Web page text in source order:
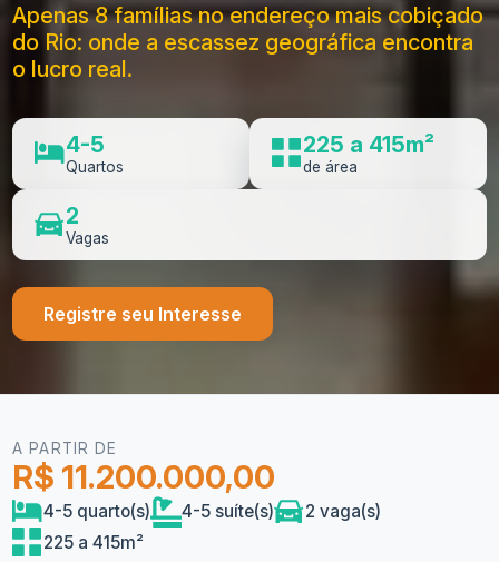
Apenas 8 famílias no endereço mais cobiçado
do Rio: onde a escassez geográfica encontra
o lucro real.
4-5
Quartos
225 a 415m²
de área
2
Vagas
Registre seu Interesse
A PARTIR DE
R$ 11.200.000,00
4-5 quarto(s) 4-5 suíte(s)
2 vaga(s)
225 a 415m²